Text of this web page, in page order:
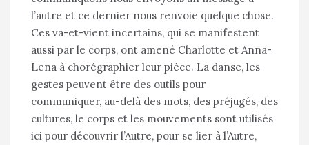
l’autre et ce dernier nous renvoie quelque chose.
Ces va-et-vient incertains, qui se manifestent
aussi par le corps, ont amené Charlotte et Anna-
Lena à chorégraphier leur pièce. La danse, les
gestes peuvent être des outils pour
communiquer, au-delà des mots, des préjugés, des
cultures, le corps et les mouvements sont utilisés
ici pour découvrir l’Autre, pour se lier à l’Autre,